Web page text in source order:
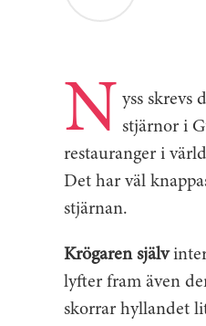
N yss skrevs
stjärnor i
restauranger i
Det har väl
stjärnan.
Krögaren själv
lyfter fram även
skorrar hyllandet